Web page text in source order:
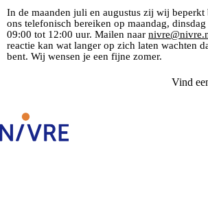
In de maanden juli en augustus zij wij beperkt
ons telefonisch bereiken op maandag,
09:00 tot 12:00 uur. Mailen naar
reactie kan wat langer op zich laten wachten
bent. Wij wensen je een fijne zomer.
Vind